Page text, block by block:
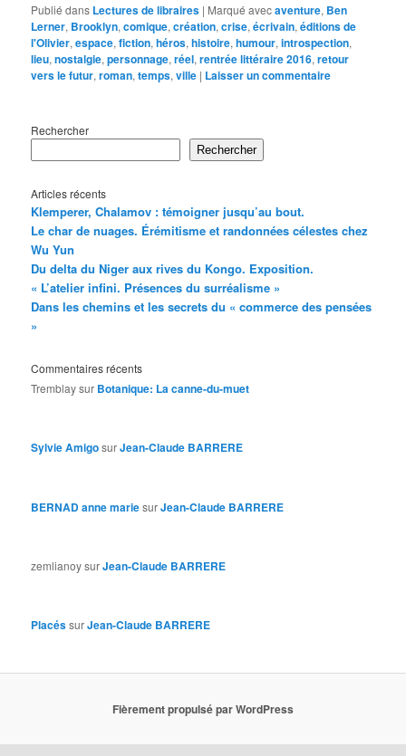
Publié dans Lectures de libraires | Marqué avecaventure, Ben
Lerner, Brooklyn,comique,création,crise,écrivain,éditions de
l'Olivier,espace,fiction,héros,histoire,humour,introspection,
lieu,nostalgie,personnage,réel,rentrée littéraire 2016,retour
vers le futur,roman,temps,ville | Laisser un commentaire
Rechercher
Rechercher
Articles récents
Klemperer, Chalamov : témoigner jusqu’au bout.
Le char de nuages. Érémitisme et randonnées célestes chez
Wu Yun
Du delta du Niger aux rives du Kongo. Exposition.
« L’atelier infini. Présences du surréalisme »
Dans les chemins et les secrets du « commerce des pensées
»
Commentaires récents
Tremblaysur Botanique: La canne-du-muet
Sylvie AmigosurJean-Claude BARRERE
BERNAD anne mariesurJean-Claude BARRERE
zemlianoysurJean-Claude BARRERE
PlacéssurJean-Claude BARRERE
Fièrement propulsé par WordPress